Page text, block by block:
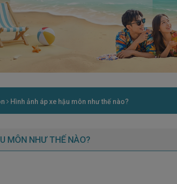
Hình ảnh áp xe hậu môn như thế nào?
MÔN NHƯ THẾ NÀO?